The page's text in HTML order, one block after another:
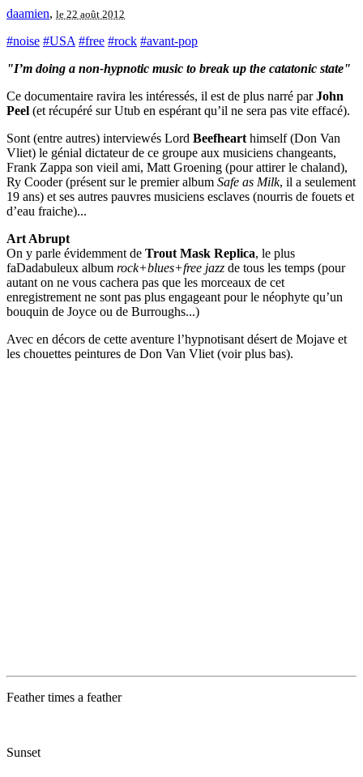
daamien, le 22 août 2012
#noise #USA #free #rock #avant-pop
"I’m doing a non-hypnotic music to break up the catatonic state"
Ce documentaire ravira les intéressés, il est de plus narré parJohn
Peel (et récupéré sur Utub en espérant qu’il ne sera pas vite effacé).
Sont (entre autres) interviewés Lord Beefheart himself (Don Van
Vliet) le génial dictateur de ce groupe aux musiciens changeants,
Frank Zappa son vieil ami, Matt Groening (pour attirer le chaland),
Ry Cooder (présent sur le premier album Safe as Milk, il a seulement
19 ans) et ses autres pauvres musiciens esclaves (nourris de fouets et
d’eau fraiche)...
Art Abrupt
On y parle évidemment de Trout Mask Replica, le plus
faDadabuleux album rock+blues+free jazz de tous les temps (pour
autant on ne vous cachera pas que les morceaux de cet
enregistrement ne sont pas plus engageant pour le néophyte qu’un
bouquin de Joyce ou de Burroughs...)
Avec en décors de cette aventure l’hypnotisant désert de Mojave et
les chouettes peintures de Don Van Vliet (voir plus bas).
Feather times a feather
Sunset